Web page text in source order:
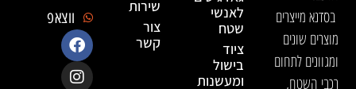
בסדנא מייצרים
מוצרים שונים
ומגוונים לתחום
רכבי השטח,
לאנשי
שטח
ציוד
בישול
ומעשנות
שירות
צור
קשר
ווצאפ